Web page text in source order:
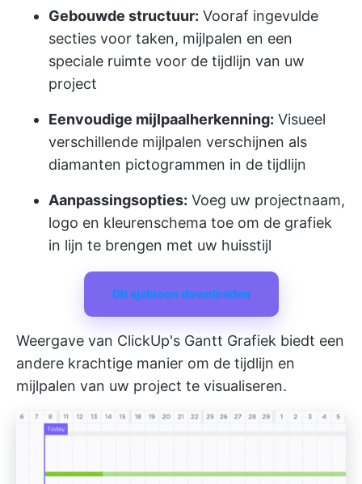
Gebouwde structuur: Vooraf ingevulde
secties voor taken, mijlpalen en een
speciale ruimte voor de tijdlijn van uw
project
Eenvoudige mijlpaalherkenning: Visueel
verschillende mijlpalen verschijnen als
diamanten pictogrammen in de tijdlijn
Aanpassingsopties: Voeg uw projectnaam,
logo en kleurenschema toe om de grafiek
in lijn te brengen met uw huisstijl
Dit sjabloon downloaden
Weergave van ClickUp's Gantt Grafiek biedt een
andere krachtige manier om de tijdlijn en
mijlpalen van uw project te visualiseren.